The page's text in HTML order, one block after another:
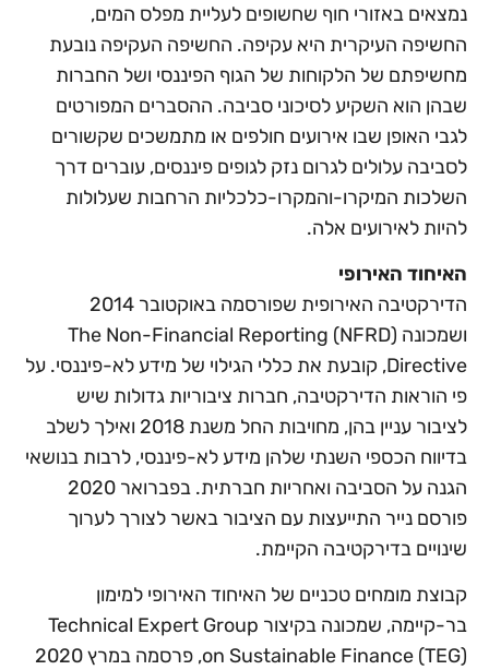
נמצאים באזורי חוף שחשופים לעליית מפלס המים,
החשיפה העיקרית היא עקיפה. החשיפה העקיפה נובעת
מחשיפתם של הלקוחות של הגוף הפיננסי ושל החברות
שבהן הוא השקיע לסיכוני סביבה. ההסברים המפורטים
לגבי האופן שבו אירועים חולפים או מתמשכים שקשורים
לסביבה עלולים לגרום נזק לגופים פיננסים, עוברים דרך
השלכות המיקרו-והמקרו-כלכליות הרחבות שעלולות
להיות לאירועים אלה.
האיחוד האירופי
הדירקטיבה האירופית שפורסמה באוקטובר 2014
ושמכונה (NFRD) The Non-Financial Reporting
Directive, קובעת את כללי הגילוי של מידע לא-פיננסי. על
פי הוראות הדירקטיבה, חברות ציבוריות גדולות שיש
לציבור עניין בהן, מחויבות החל משנת 2018 ואילך לשלב
בדיווח הכספי השנתי שלהן מידע לא-פיננסי, לרבות בנושאי
הגנה על הסביבה ואחריות חברתית. בפברואר 2020
פורסם נייר התייעצות עם הציבור באשר לצורך לערוך
שינויים בדירקטיבה הקיימת.
קבוצת מומחים טכניים של האיחוד האירופי למימון
בר-קיימה, שמכונה בקיצור Technical Expert Group
on Sustainable Finance (TEG), פרסמה במרץ 2020